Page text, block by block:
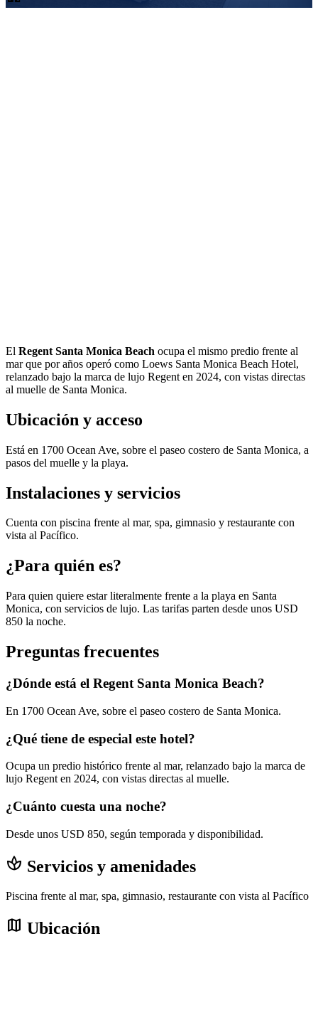
El Regent Santa Monica Beach ocupa el mismo predio frente al
mar que por años operó como Loews Santa Monica Beach Hotel,
relanzado bajo la marca de lujo Regent en 2024, con vistas directas
al muelle de Santa Monica.
Ubicación y acceso
Está en 1700 Ocean Ave, sobre el paseo costero de Santa Monica, a
pasos del muelle y la playa.
Instalaciones y servicios
Cuenta con piscina frente al mar, spa, gimnasio y restaurante con
vista al Pacífico.
¿Para quién es?
Para quien quiere estar literalmente frente a la playa en Santa
Monica, con servicios de lujo. Las tarifas parten desde unos USD
850 la noche.
Preguntas frecuentes
¿Dónde está el Regent Santa Monica Beach?
En 1700 Ocean Ave, sobre el paseo costero de Santa Monica.
¿Qué tiene de especial este hotel?
Ocupa un predio histórico frente al mar, relanzado bajo la marca de
lujo Regent en 2024, con vistas directas al muelle.
¿Cuánto cuesta una noche?
Desde unos USD 850, según temporada y disponibilidad.
spa Servicios y amenidades
Piscina frente al mar, spa, gimnasio, restaurante con vista al Pacífico
map Ubicación